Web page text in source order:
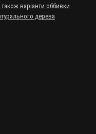
варіанти оббивки
дерева